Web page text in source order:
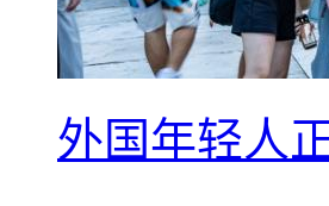
外国年轻人